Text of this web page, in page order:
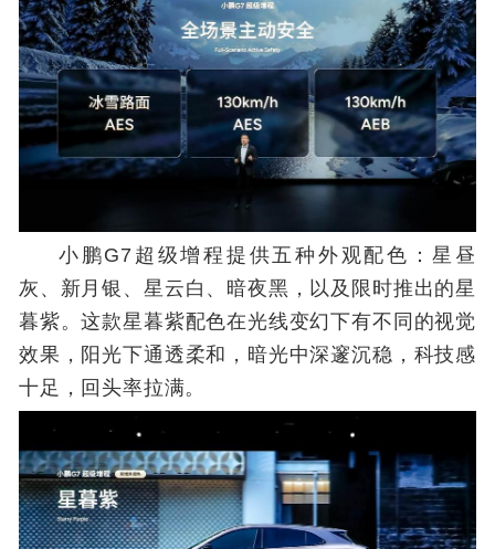
小鹏G7超级增程提供五种外观配色：星昼
灰、新月银、星云白、暗夜黑，以及限时推出的星
暮紫。这款星暮紫配色在光线变幻下有不同的视觉
效果，阳光下通透柔和，暗光中深邃沉稳，科技感
十足，回头率拉满。